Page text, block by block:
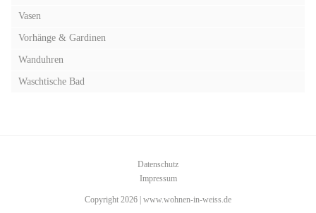
Vasen
Vorhänge & Gardinen
Wanduhren
Waschtische Bad
Datenschutz
Impressum
Copyright 2026 | www.wohnen-in-weiss.de